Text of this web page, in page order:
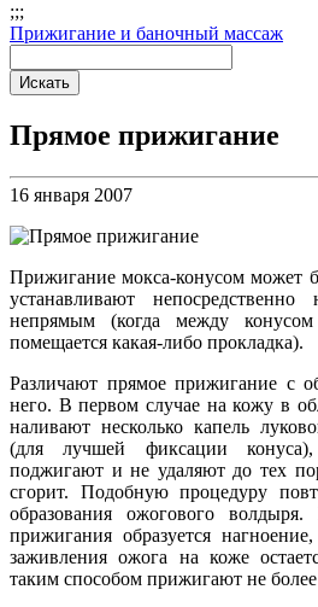
;;;
Прижигание и баночный массаж
Прямое прижигание
16 января 2007
Прижигание мокса-конусом может
устанавливают
непрямым (когда между
помещается какая-либо прокладка).
Различают прямое прижигание с
него. В первом случае на кожу в
наливают несколько капель
(для лучшей фиксации конуса),
поджигают и не удаляют до тех
сгорит. Подобную процедуру
образования ожогового
прижигания образуется
заживления ожога на коже
таким способом прижигают не более